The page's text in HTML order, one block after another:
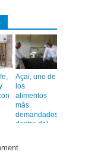
Açai, uno de
los
alimentos
más
demandados
dentro del
healthy